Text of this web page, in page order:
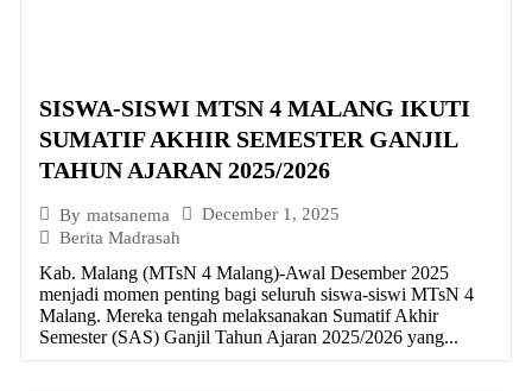
SISWA-SISWI MTSN 4 MALANG IKUTI
SUMATIF AKHIR SEMESTER GANJIL
TAHUN AJARAN 2025/2026
By matsanema
December 1, 2025
Berita Madrasah
Kab. Malang (MTsN 4 Malang)-Awal Desember 2025
menjadi momen penting bagi seluruh siswa-siswi MTsN 4
Malang. Mereka tengah melaksanakan Sumatif Akhir
Semester (SAS) Ganjil Tahun Ajaran 2025/2026 yang...